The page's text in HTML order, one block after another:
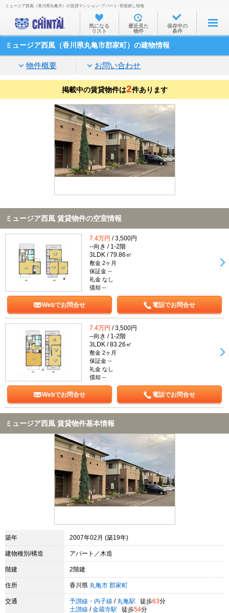
お部屋を探す
沿線・駅から
住所から
家賃相場から
通勤通学時間から
物件特集から
不動産会社から
TOP
ミュージア西風（香川県丸亀市）の賃貸マンション･アパート･部屋探し情報
気になる
リスト
最近見た
物件
保存中の
条件
ミュージア西風（香川県丸亀市郡家町）の建物情報
物件概要 お問い合わせ
掲載中の賃貸物件は2件あります
ミュージア西風 賃貸物件の空室情報
7.4万円 / 3,500円
--向き / 1-2階
3LDK / 79.86㎡
敷金 2ヶ月
保証金 --
礼金 なし
償却 --
Webでお問合せ 電話でお問合せ
7.4万円 / 3,500円
--向き / 1-2階
3LDK / 83.26㎡
敷金 2ヶ月
保証金 --
礼金 なし
償却 --
Webでお問合せ 電話でお問合せ
ミュージア西風 賃貸物件基本情報
築年 2007年02月 (築19年)
建物種別/構造 アパート／木造
階建 2階建
住所 香川県 丸亀市 郡家町
交通 予讃線・内子線 / 丸亀駅 徒歩63分
土讃線 / 金蔵寺駅 徒歩54分